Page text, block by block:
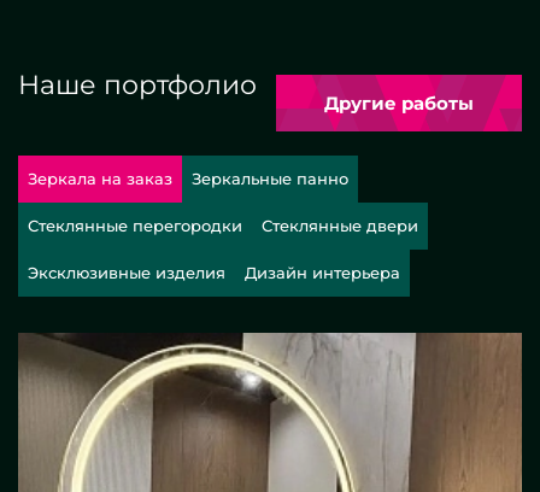
Наше портфолио
Другие работы
Зеркала на заказ Зеркальные панно
Стеклянные перегородки Стеклянные двери
Эксклюзивные изделия Дизайн интерьера